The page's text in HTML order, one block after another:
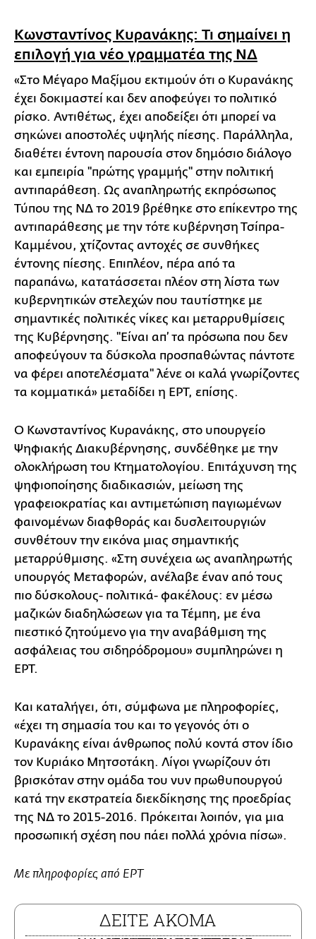
Κωνσταντίνος Κυρανάκης: Τι σημαίνει η
επιλογή για νέο γραμματέα της ΝΔ
«Στο Μέγαρο Μαξίμου εκτιμούν ότι ο Κυρανάκης
έχει δοκιμαστεί και δεν αποφεύγει το πολιτικό
ρίσκο. Αντιθέτως, έχει αποδείξει ότι μπορεί να
σηκώνει αποστολές υψηλής πίεσης. Παράλληλα,
διαθέτει έντονη παρουσία στον δημόσιο διάλογο
και εμπειρία ''πρώτης γραμμής'' στην πολιτική
αντιπαράθεση. Ως αναπληρωτής εκπρόσωπος
Τύπου της ΝΔ το 2019 βρέθηκε στο επίκεντρο της
αντιπαράθεσης με την τότε κυβέρνηση Τσίπρα-
Καμμένου, χτίζοντας αντοχές σε συνθήκες
έντονης πίεσης. Επιπλέον, πέρα από τα
παραπάνω, κατατάσσεται πλέον στη λίστα των
κυβερνητικών στελεχών που ταυτίστηκε με
σημαντικές πολιτικές νίκες και μεταρρυθμίσεις
της Κυβέρνησης. ''Είναι απ’ τα πρόσωπα που δεν
αποφεύγουν τα δύσκολα προσπαθώντας πάντοτε
να φέρει αποτελέσματα'' λένε οι καλά γνωρίζοντες
τα κομματικά» μεταδίδει η ΕΡΤ, επίσης.
Ο Κωνσταντίνος Κυρανάκης, στο υπουργείο
Ψηφιακής Διακυβέρνησης, συνδέθηκε με την
ολοκλήρωση του Κτηματολογίου. Επιτάχυνση της
ψηφιοποίησης διαδικασιών, μείωση της
γραφειοκρατίας και αντιμετώπιση παγιωμένων
φαινομένων διαφθοράς και δυσλειτουργιών
συνθέτουν την εικόνα μιας σημαντικής
μεταρρύθμισης. «Στη συνέχεια ως αναπληρωτής
υπουργός Μεταφορών, ανέλαβε έναν από τους
πιο δύσκολους- πολιτικά- φακέλους: εν μέσω
μαζικών διαδηλώσεων για τα Τέμπη, με ένα
πιεστικό ζητούμενο για την αναβάθμιση της
ασφάλειας του σιδηρόδρομου» συμπληρώνει η
ΕΡΤ.
Και καταλήγει, ότι, σύμφωνα με πληροφορίες,
«έχει τη σημασία του και το γεγονός ότι ο
Κυρανάκης είναι άνθρωπος πολύ κοντά στον ίδιο
τον Κυριάκο Μητσοτάκη. Λίγοι γνωρίζουν ότι
βρισκόταν στην ομάδα του νυν πρωθυπουργού
κατά την εκστρατεία διεκδίκησης της προεδρίας
της ΝΔ το 2015-2016. Πρόκειται λοιπόν, για μια
προσωπική σχέση που πάει πολλά χρόνια πίσω».
Με πληροφορίες από ΕΡΤ
ΔΕΙΤΕ ΑΚΟΜΑ